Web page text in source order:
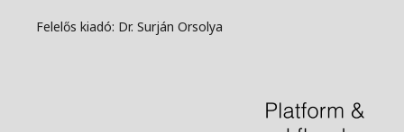
Felelős kiadó: Dr. Surján Orsolya